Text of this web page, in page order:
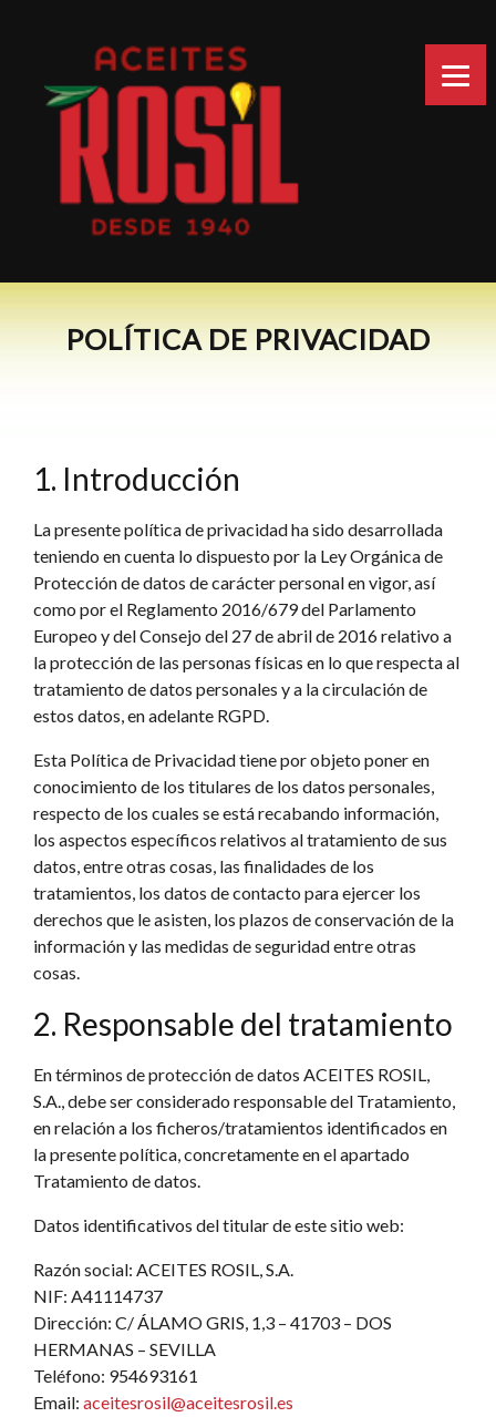
POLÍTICA DE PRIVACIDAD
1. Introducción
La presente política de privacidad ha sido desarrollada
teniendo en cuenta lo dispuesto por la Ley Orgánica de
Protección de datos de carácter personal en vigor, así
como por el Reglamento 2016/679 del Parlamento
Europeo y del Consejo del 27 de abril de 2016 relativo a
la protección de las personas físicas en lo que respecta al
tratamiento de datos personales y a la circulación de
estos datos, en adelante RGPD.
Esta Política de Privacidad tiene por objeto poner en
conocimiento de los titulares de los datos personales,
respecto de los cuales se está recabando información,
los aspectos específicos relativos al tratamiento de sus
datos, entre otras cosas, las finalidades de los
tratamientos, los datos de contacto para ejercer los
derechos que le asisten, los plazos de conservación de la
información y las medidas de seguridad entre otras
cosas.
2. Responsable del tratamiento
En términos de protección de datos ACEITES ROSIL,
S.A., debe ser considerado responsable del Tratamiento,
en relación a los ficheros/tratamientos identificados en
la presente política, concretamente en el apartado
Tratamiento de datos.
Datos identificativos del titular de este sitio web:
Razón social: ACEITES ROSIL, S.A.
NIF: A41114737
Dirección: C/ ÁLAMO GRIS, 1,3 – 41703 – DOS
HERMANAS – SEVILLA
Teléfono: 954693161
Email: aceitesrosil@aceitesrosil.es